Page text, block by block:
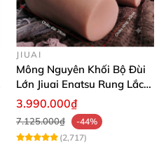
JIUAI
Mông Nguyên Khối Bộ Đùi
Lớn Jiuai Enatsu Rung Lắc
Siêu Thật
3.990.000₫
7.125.000₫
-44%
(2,717)